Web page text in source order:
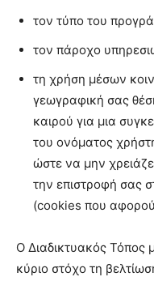
τον τύπο του
τον πάροχο
τη χρήση μέσων
γεωγραφική σας
καιρού για μια
του ονόματος
ώστε να μην
την επιστροφή σας
(cookies που
Ο Διαδικτυακός Τόπος
κύριο στόχο τη